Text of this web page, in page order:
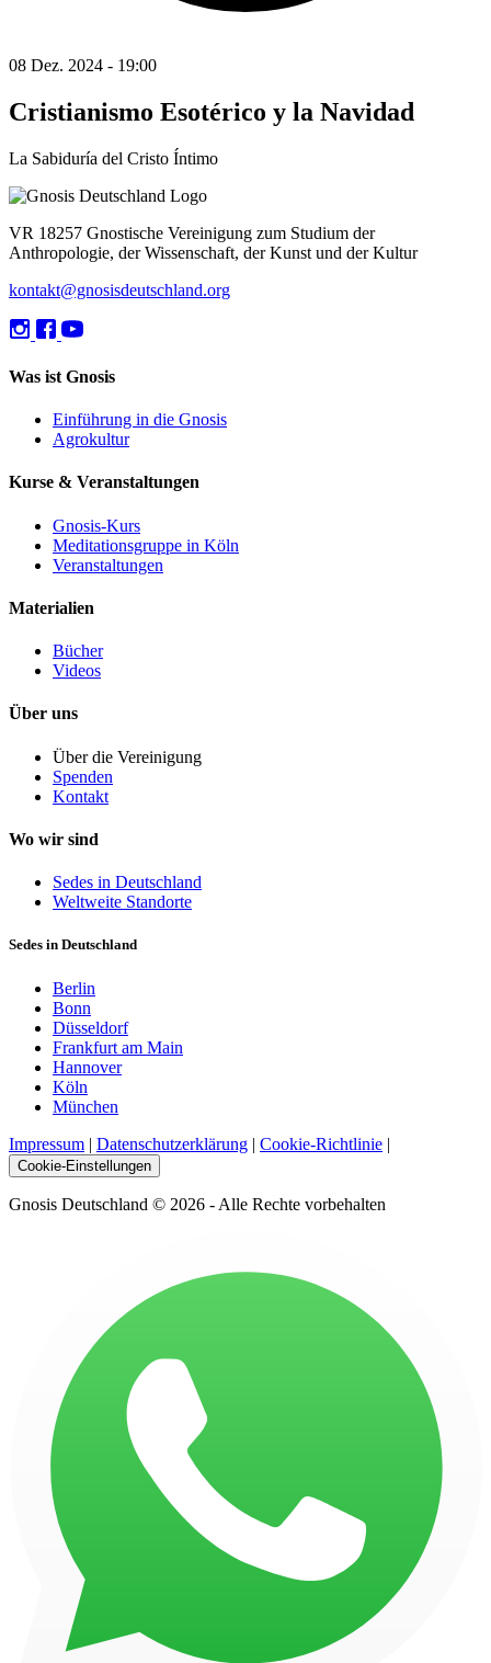
08 Dez. 2024 - 19:00
Cristianismo Esotérico y la Navidad
La Sabiduría del Cristo Íntimo
VR 18257 Gnostische Vereinigung zum Studium der
Anthropologie, der Wissenschaft, der Kunst und der Kultur
kontakt@gnosisdeutschland.org
Was ist Gnosis
Einführung in die Gnosis
Agrokultur
Kurse & Veranstaltungen
Gnosis-Kurs
Meditationsgruppe in Köln
Veranstaltungen
Materialien
Bücher
Videos
Über uns
Über die Vereinigung
Spenden
Kontakt
Wo wir sind
Sedes in Deutschland
Weltweite Standorte
Sedes in Deutschland
Berlin
Bonn
Düsseldorf
Frankfurt am Main
Hannover
Köln
München
Impressum | Datenschutzerklärung | Cookie-Richtlinie |
Cookie-Einstellungen
Gnosis Deutschland © 2026 - Alle Rechte vorbehalten